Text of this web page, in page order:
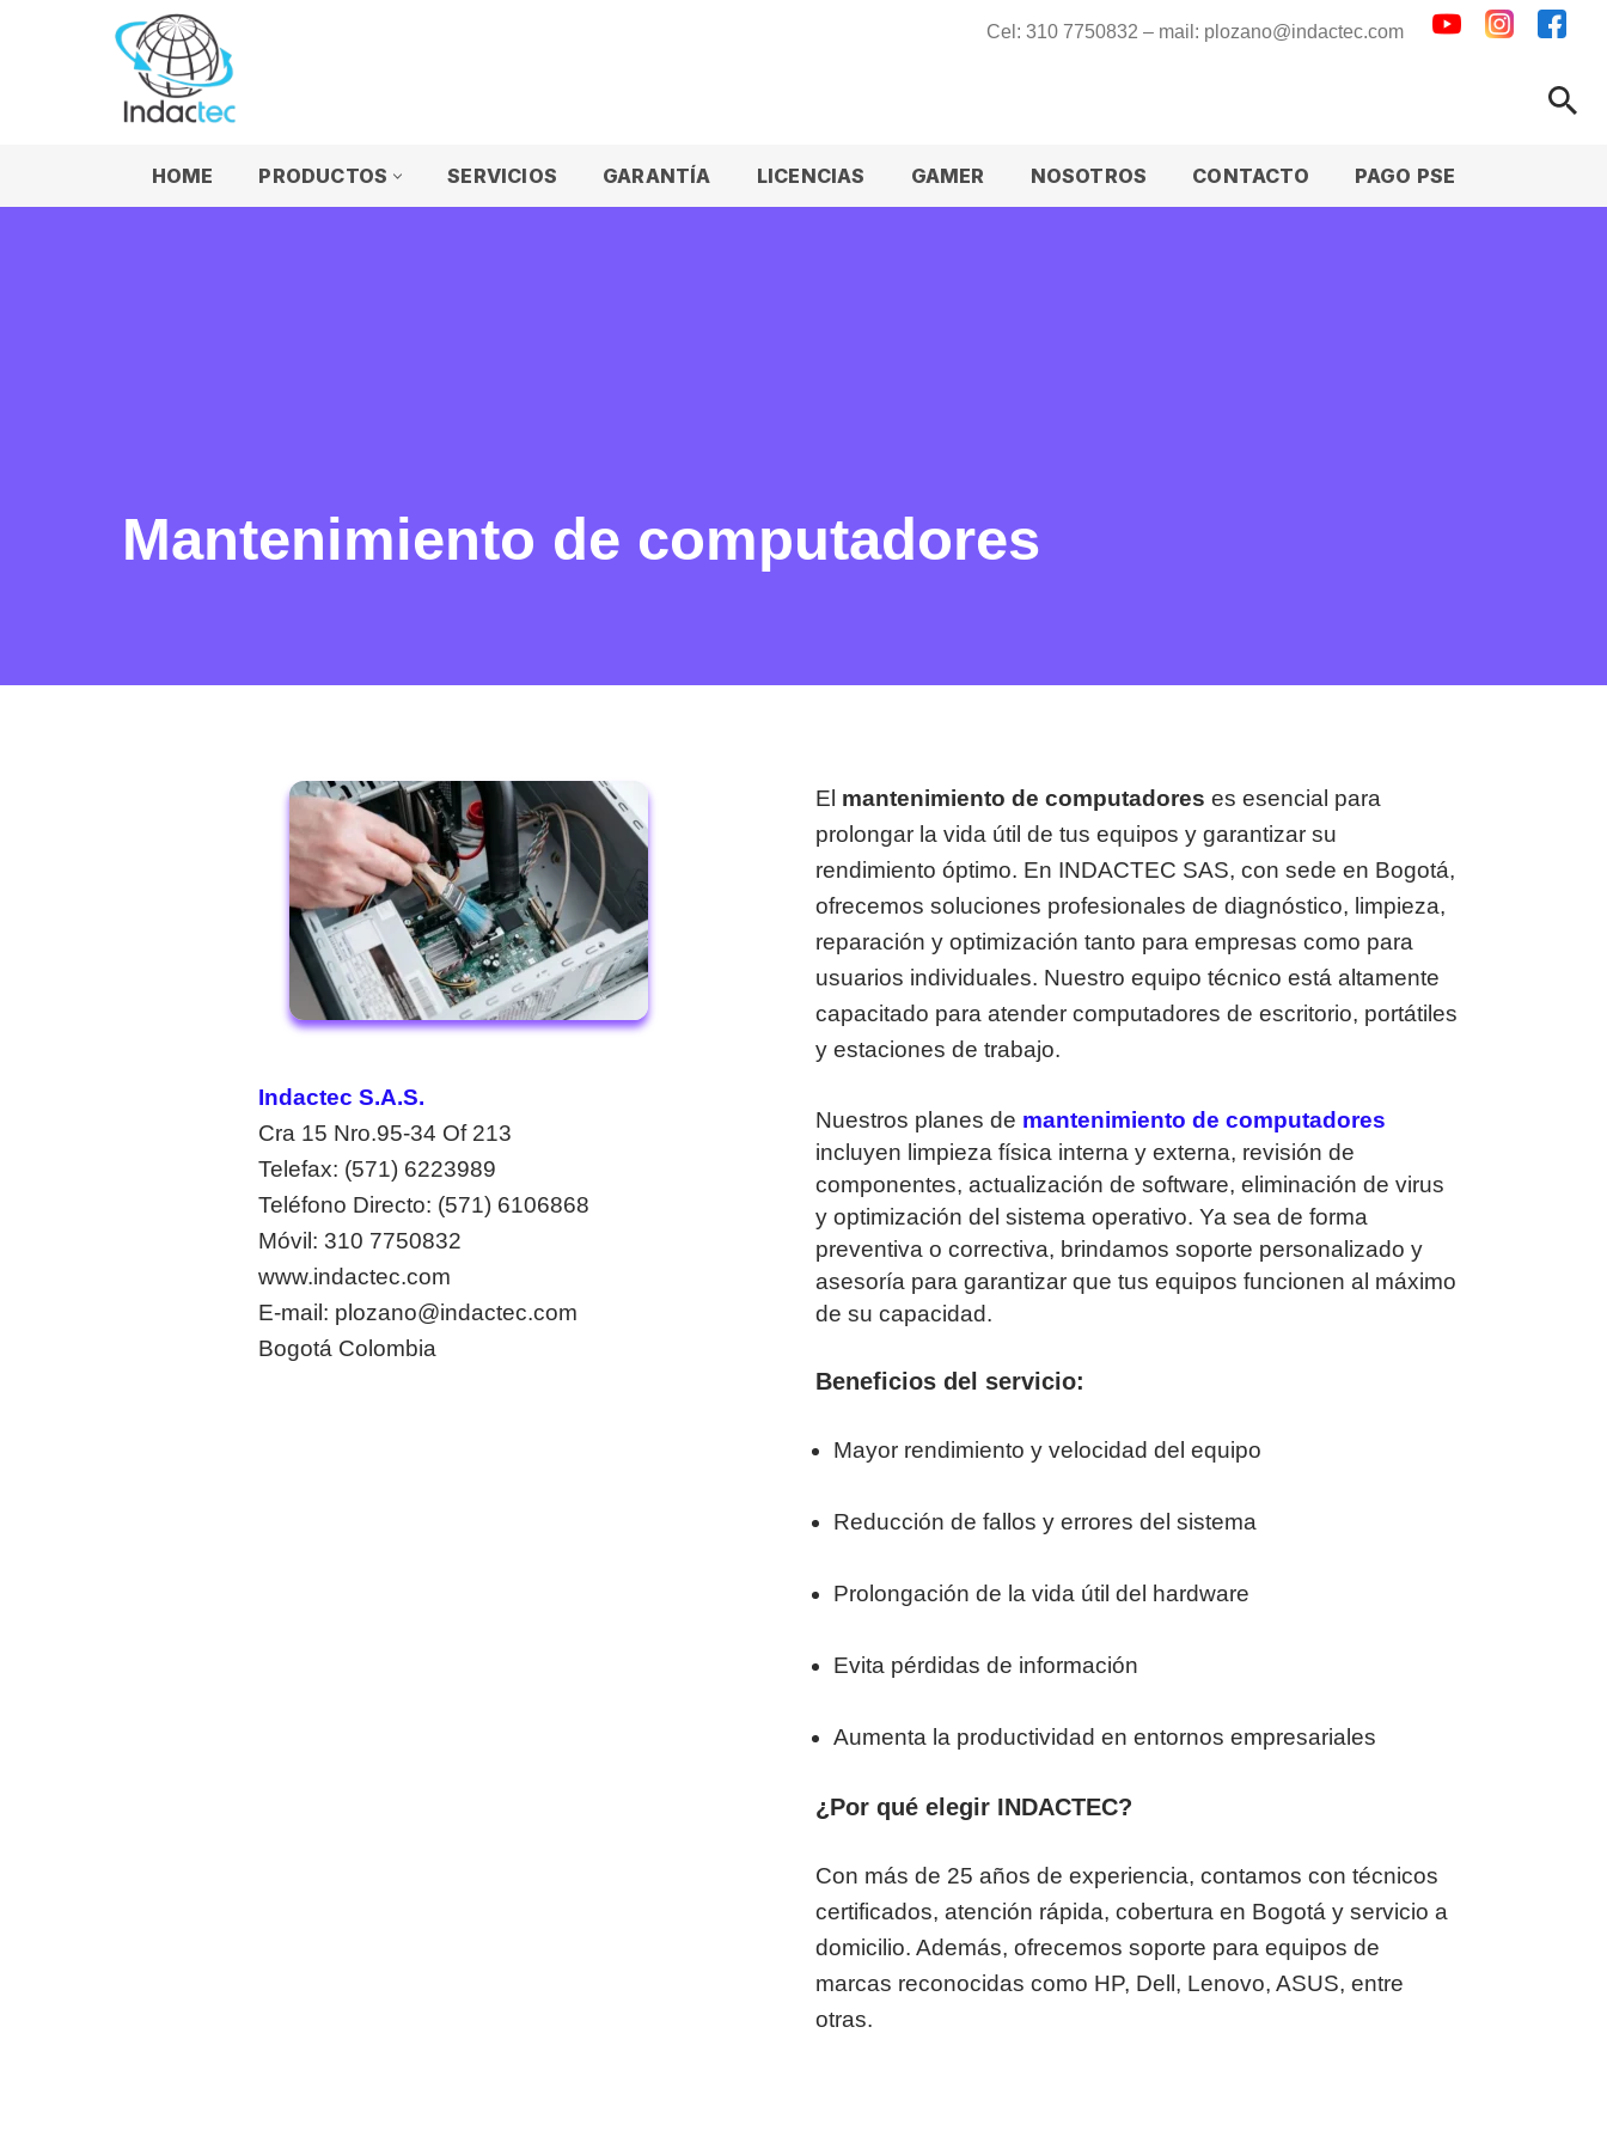
Cel: 310 7750832 – mail: plozano@indactec.com
HOME PRODUCTOS SERVICIOS GARANTÍA LICENCIAS GAMER NOSOTROS CONTACTO PAGO PSE
Mantenimiento de computadores
Indactec S.A.S.
Cra 15 Nro.95-34 Of 213
Telefax: (571) 6223989
Teléfono Directo: (571) 6106868
Móvil: 310 7750832
www.indactec.com
E-mail: plozano@indactec.com
Bogotá Colombia
El mantenimiento de computadores es esencial para
prolongar la vida útil de tus equipos y garantizar su
rendimiento óptimo. En INDACTEC SAS, con sede en Bogotá,
ofrecemos soluciones profesionales de diagnóstico, limpieza,
reparación y optimización tanto para empresas como para
usuarios individuales. Nuestro equipo técnico está altamente
capacitado para atender computadores de escritorio, portátiles
y estaciones de trabajo.
Nuestros planes de mantenimiento de computadores
incluyen limpieza física interna y externa, revisión de
componentes, actualización de software, eliminación de virus
y optimización del sistema operativo. Ya sea de forma
preventiva o correctiva, brindamos soporte personalizado y
asesoría para garantizar que tus equipos funcionen al máximo
de su capacidad.
Beneficios del servicio:
Mayor rendimiento y velocidad del equipo
Reducción de fallos y errores del sistema
Prolongación de la vida útil del hardware
Evita pérdidas de información
Aumenta la productividad en entornos empresariales
¿Por qué elegir INDACTEC?
Con más de 25 años de experiencia, contamos con técnicos
certificados, atención rápida, cobertura en Bogotá y servicio a
domicilio. Además, ofrecemos soporte para equipos de
marcas reconocidas como HP, Dell, Lenovo, ASUS, entre
otras.